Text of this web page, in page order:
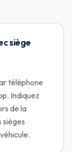
siège
téléphone
Indiquez
de la
sièges